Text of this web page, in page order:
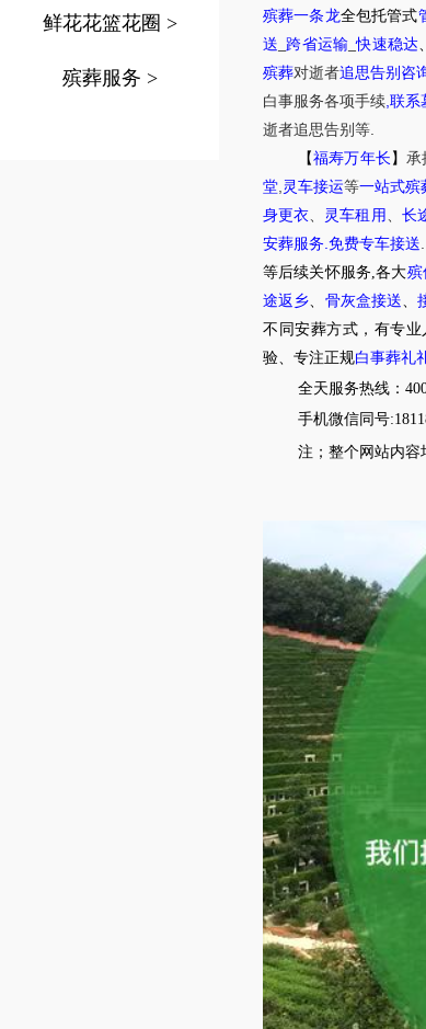
鲜花花篮花圈 >
殡葬服务 >
殡葬一条龙全包托管式
送 _跨省运输 _快速稳达
殡葬对逝者追思告别咨
白事服务各项手续 ,联系
逝者追思告别等
【福寿万年长 】承
堂 灵车接运等一站式殡
身更衣
灵车租用 长
安葬服务 .免费专车接送
等后续关怀服务,各大殡
途返乡
骨灰盒接送 、
不同安葬方式，有专
验、专注正规白事葬礼
全天服务热线：
手机微信同号
注；整个网站内容